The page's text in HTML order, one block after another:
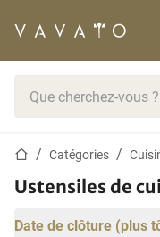
Page d'accueil
Catégories
Ustensiles de
Date de clôture (plus